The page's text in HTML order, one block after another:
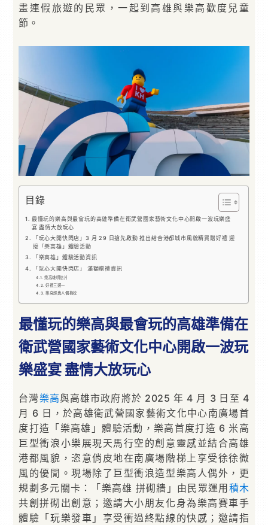
畫連假旅遊的民眾，一起到高雄與樂高歡度兒童
節。
目錄
最懂玩的樂高與最會玩的高雄準備在衛武營國家藝術文化中心開啟一波玩樂盛
宴 盡情大放玩心
「玩心大開快閃店」3 月 29 日搶先啟動 推出結合港都城市風貌精買贈好禮 迎
接「樂高雄」體驗活動
「樂高雄」體驗活動資訊
「玩心大開快閃店」 滿額贈禮資訊
樂高雄明信片
好禮三選一
樂高經典人偶抱枕
最懂玩的樂高與最會玩的高雄準備在
衛武營國家藝術文化中心開啟一波玩
樂盛宴 盡情大放玩心
台灣樂高與高雄市政府將於 2025 年 4 月 3 日至 4
月 6 日，於高雄衛武營國家藝術文化中心南廣場首
度打造「樂高雄」體驗活動，樂高首度打造 6 米高
巨型衝浪小樂展現天馬行空的創意靈感並結合高雄
港都風貌，恣意俏皮地在南廣場階梯上享受徐徐微
風的優閒。現場除了巨型衝浪造型樂高人偶外，更
規劃多元關卡：「樂高雄 拼砌牆」由民眾運用 積木
共創拼砌出創意；邀請大小朋友化身為樂高賽車手
體驗「玩樂發車」享受衝過終點線的快感；邀請指